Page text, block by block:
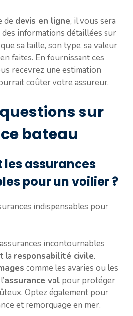
de devis en ligne, il vous sera
informations détaillées sur
sa taille, son type, sa valeur
faites. En fournissant ces
recevrez une estimation
coûter votre assureur.
sur
bateau
les assurances
pour un voilier ?
indispensables pour
incontournables
la responsabilité civile,
comme les avaries ou les
assurance vol pour protéger
Optez également pour
et remorquage en mer.